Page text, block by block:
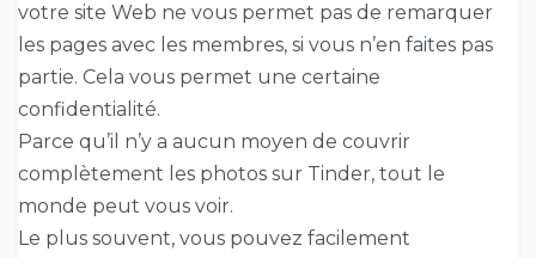
votre site Web ne vous permet pas de remarquer
les pages avec les membres, si vous n’en faites pas
partie. Cela vous permet une certaine
confidentialité.
Parce qu’il n’y a aucun moyen de couvrir
complètement les photos sur Tinder, tout le
monde peut vous voir.
Le plus souvent, vous pouvez facilement